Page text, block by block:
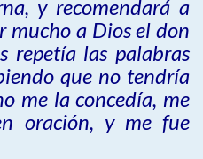
y recomendará a
mucho a Dios el don
repetía las palabras
que no tendría
me la concedía, me
oración, y me fue